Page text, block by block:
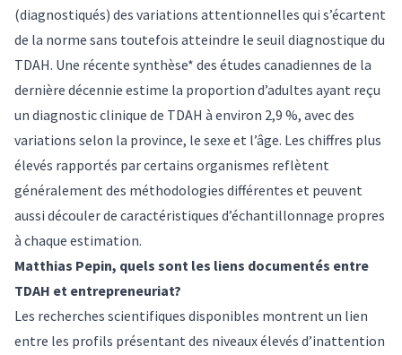
(diagnostiqués) des variations attentionnelles qui s’écartent
de la norme sans toutefois atteindre le seuil diagnostique du
TDAH. Une récente synthèse* des études canadiennes de la
dernière décennie estime la proportion d’adultes ayant reçu
un diagnostic clinique de TDAH à environ 2,9 %, avec des
variations selon la province, le sexe et l’âge. Les chiffres plus
élevés rapportés par certains organismes reflètent
généralement des méthodologies différentes et peuvent
aussi découler de caractéristiques d’échantillonnage propres
à chaque estimation.
Matthias Pepin, quels sont les liens documentés entre
TDAH et entrepreneuriat?
Les recherches scientifiques disponibles montrent un lien
entre les profils présentant des niveaux élevés d’inattention